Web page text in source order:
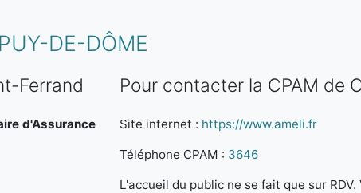
DE-DÔME
Ferrand
d'Assurance
Pour contacter la CPAM de
Site internet : https://www.ameli.fr
Téléphone CPAM : 3646
L'accueil du public ne se fait que sur